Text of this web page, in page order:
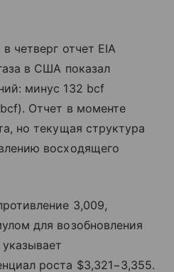
четверг отчет EIA
в США показал
минус 132 bcf
Отчет в моменте
но текущая структура
восходящего
3,009,
для возобновления
роста $3,321−3,355.